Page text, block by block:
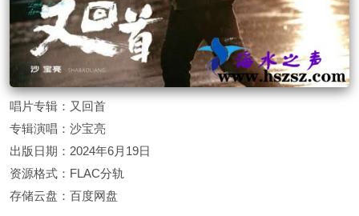
唱片专辑：又回首
专辑演唱：沙宝亮
出版日期：2024年6月19日
资源格式：FLAC分轨
存储云盘：百度网盘